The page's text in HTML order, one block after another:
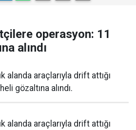
operasyon: 11
alındı
alanda araçlarıyla drift attığı
gözaltına alındı.
alanda araçlarıyla drift attığı